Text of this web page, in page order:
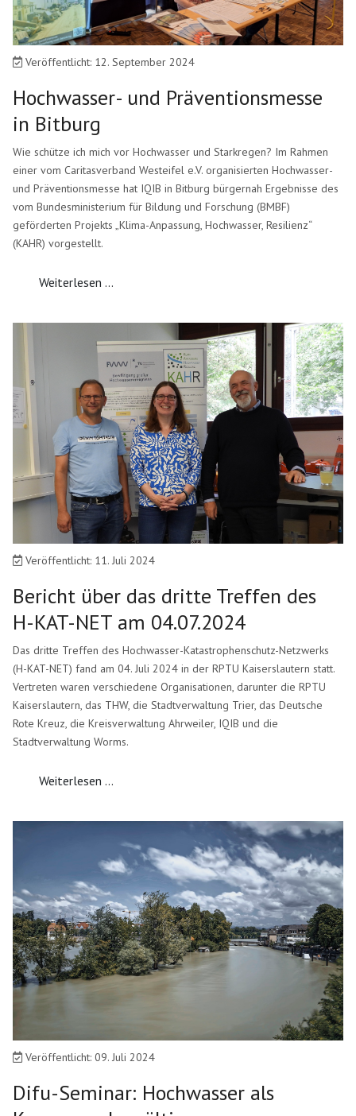
Veröffentlicht: 12. September 2024
Hochwasser- und Präventionsmesse
in Bitburg
Wie schütze ich mich vor Hochwasser und Starkregen? Im Rahmen
einer vom Caritasverband Westeifel e.V. organisierten Hochwasser-
und Präventionsmesse hat IQIB in Bitburg bürgernah Ergebnisse des
vom Bundesministerium für Bildung und Forschung (BMBF)
geförderten Projekts „Klima-Anpassung, Hochwasser, Resilienz“
(KAHR) vorgestellt.
Weiterlesen ...
Veröffentlicht: 11. Juli 2024
Bericht über das dritte Treffen des
H-KAT-NET am 04.07.2024
Das dritte Treffen des Hochwasser-Katastrophenschutz-Netzwerks
(H-KAT-NET) fand am 04. Juli 2024 in der RPTU Kaiserslautern statt.
Vertreten waren verschiedene Organisationen, darunter die RPTU
Kaiserslautern, das THW, die Stadtverwaltung Trier, das Deutsche
Rote Kreuz, die Kreisverwaltung Ahrweiler, IQIB und die
Stadtverwaltung Worms.
Weiterlesen ...
Veröffentlicht: 09. Juli 2024
Difu-Seminar: Hochwasser als